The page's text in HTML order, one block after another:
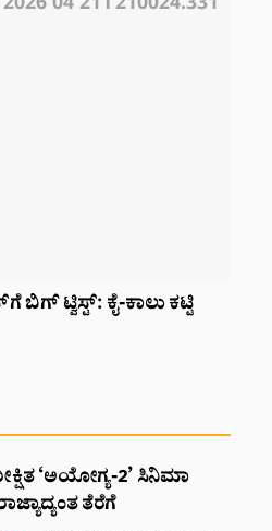
ಬಿಗ್‌ ಟ್ವಿಸ್ಟ್: ಕೈ-ಕಾಲು ಕಟ್ಟಿ
‘ಅಯೋಗ್ಯ-2’ ಸಿನಿಮಾ
ತೆರೆಗೆ